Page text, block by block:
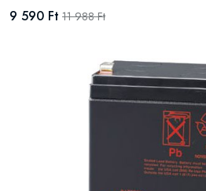
9 590 Ft 11 988 Ft